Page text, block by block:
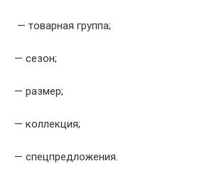
— товарная группа;
— сезон;
— размер;
— коллекция;
— спецпредложения.